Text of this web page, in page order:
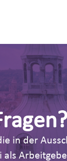
in der